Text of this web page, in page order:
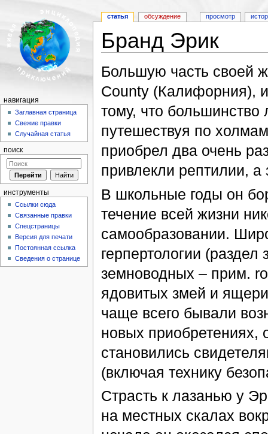
Бранд Эрик
Большую часть своей
County (Калифорния),
тому, что
путешествуя по
приобрел два очень
привлекли рептилии, а
В школьные годы он
течение всей жизни
самообразовании.
герпертологии
земноводных – прим.
ядовитых змей и
чаще всего бывали
новых приобретениях,
становились
(включая технику
Страсть к лазанью у
на местных скалах
статья обсуждение просмотр
навигация
Заглавная страница
Свежие правки
Случайная статья
поиск
инструменты
Ссылки сюда
Связанные правки
Спецстраницы
Версия для печати
Постоянная ссылка
Сведения о странице